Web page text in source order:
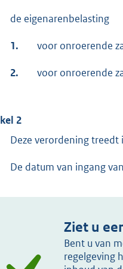
de eigenarenbelasting
1. voor onroerende
2. voor onroerende
2
Deze verordening
De datum van ingang
Ziet u
Bent u van
regelgeving